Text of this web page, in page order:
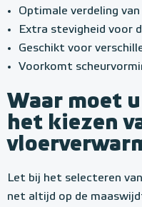
Optimale verdeling
Extra stevigheid voor
Geschikt voor
Voorkomt
Waar moet
het kiezen
Let bij het selecteren
net altijd op de